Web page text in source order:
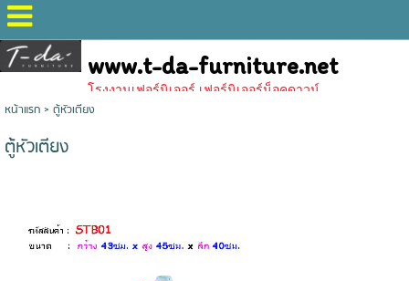
www.t-da-furniture.net
โรงงานเฟอร์นิเจอร์,เฟอร์นิเจอร์น็อคดาวน์
หน้าแรก> ตู้หัวเตียง
ตู้หัวเตียง